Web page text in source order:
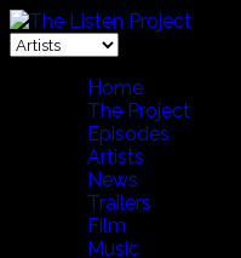
Home
The Project
Episodes
Artists
News
Trailers
Film
Music